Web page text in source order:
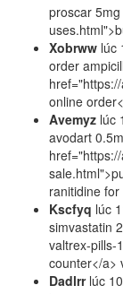
proscar
Xobrww lúc
order
online
Avemyz lúc
avodart
ranitidine for
Kscfyq lúc
simvastatin
valtrex-pills-
counter</a>
Dadlrrlúc